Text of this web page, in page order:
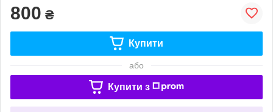
800 ₴
Купити
або
Купити з